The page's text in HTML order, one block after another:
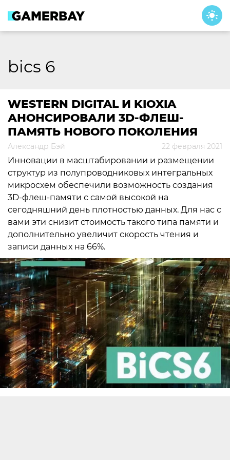
content
bics 6
WESTERN DIGITAL И KIOXIA
АНОНСИРОВАЛИ 3D-ФЛЕШ-
ПАМЯТЬ НОВОГО ПОКОЛЕНИЯ
Александр Бэй 22 февраля 2021
Инновации в масштабировании и размещении
структур из полупроводниковых интегральных
микросхем обеспечили возможность создания
3D-флеш-памяти с самой высокой на
сегодняшний день плотностью данных. Для нас с
вами эти снизит стоимость такого типа памяти и
дополнительно увеличит скорость чтения и
записи данных на 66%.